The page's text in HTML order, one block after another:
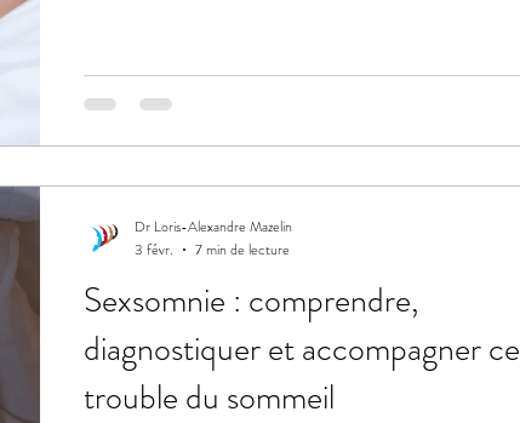
Sexsomnie : comprendre,
diagnostiquer et accompagner ce
trouble du sommeil
Dr Loris-Alexandre Mazelin
3 févr.
7 min de lecture